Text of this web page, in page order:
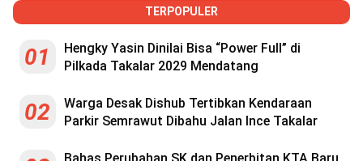
Copyright
All
Right
TERPOPULER
01
Hengky Yasin Dinilai Bisa “Power Full” di
Pilkada Takalar 2029 Mendatang
02
Warga Desak Dishub Tertibkan Kendaraan
Parkir Semrawut Dibahu Jalan Ince Takalar